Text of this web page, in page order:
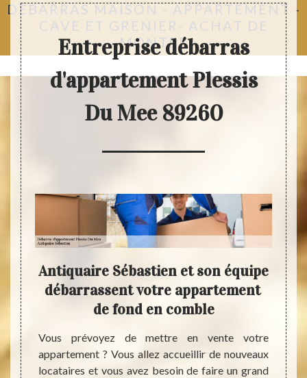
DÉBARRAS MAISON - APPARTEMENT -
CAVE ET GRENIER- ACHAT DE
MONTRE
Entreprise débarras
d'appartement Plessis
Du Mee 89260
pour
Antiquaire Sébastien et son équipe
débarrassent votre appartement
de fond en comble
Vous prévoyez de mettre en vente votre
appartement ? Vous allez accueillir de nouveaux
locataires et vous avez besoin de faire un grand
Du